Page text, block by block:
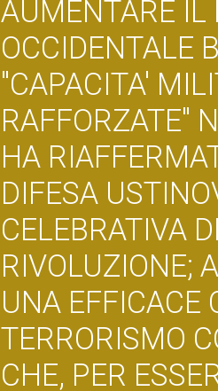
AUMENTARE IL
OCCIDENTALE
"CAPACITA'
RAFFORZATE"
HA
DIFESA
CELEBRATIVA
RIVOLUZIONE;
UNA EFFICACE
TERRORISMO
CHE, PER